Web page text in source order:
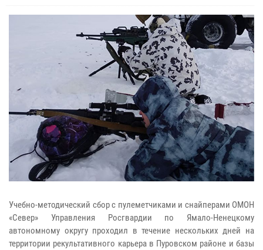
Учебно-методический сбор с пулеметчиками и снайперами ОМОН
«Север» Управления Росгвардии по Ямало-Ненецкому
автономному округу проходил в течение нескольких дней на
территории рекультативного карьера в Пуровском районе и базы